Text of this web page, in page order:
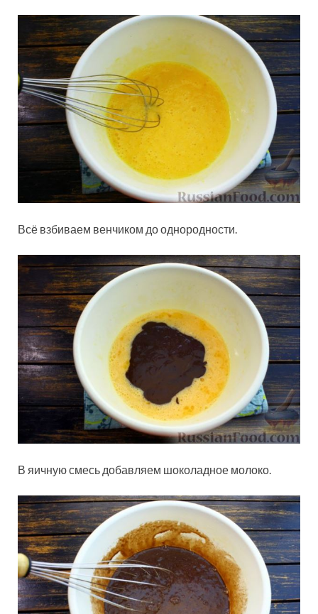
Всё взбиваем венчиком до однородности.
В яичную смесь добавляем шоколадное молоко.